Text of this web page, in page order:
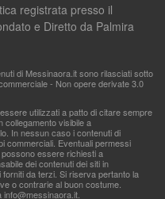
registrata presso il
e Diretto da Palmira
di Messinaora.it sono rilasciati sotto
- Non opere derivate 3.0
utilizzati a patto di citare sempre
collegamento visibile a
In nessun caso i contenuti di
commerciali. Eventuali permessi
essere richiesti a
dei contenuti dei siti in
da terzi. Si riserva pertanto la
o contrarie al buon costume.
info@messinaora.it